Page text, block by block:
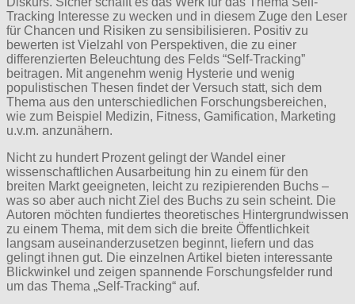
Tracking Interesse zu wecken und in diesem Zuge den Leser
für Chancen und Risiken zu sensibilisieren. Positiv zu
bewerten ist Vielzahl von Perspektiven, die zu einer
differenzierten Beleuchtung des Felds “Self-Tracking”
beitragen. Mit angenehm wenig Hysterie und wenig
populistischen Thesen findet der Versuch statt, sich dem
Thema aus den unterschiedlichen Forschungsbereichen,
wie zum Beispiel Medizin, Fitness, Gamification, Marketing
u.v.m. anzunähern.
Nicht zu hundert Prozent gelingt der Wandel einer
wissenschaftlichen Ausarbeitung hin zu einem für den
breiten Markt geeigneten, leicht zu rezipierenden Buchs –
was so aber auch nicht Ziel des Buchs zu sein scheint. Die
Autoren möchten fundiertes theoretisches Hintergrundwissen
zu einem Thema, mit dem sich die breite Öffentlichkeit
langsam auseinanderzusetzen beginnt, liefern und das
gelingt ihnen gut. Die einzelnen Artikel bieten interessante
Blickwinkel und zeigen spannende Forschungsfelder rund
um das Thema „Self-Tracking“ auf.